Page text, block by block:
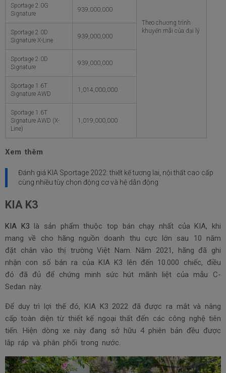
Theo chương trình
khuyến mãi của đại lý
Sportage 2.0G
Signature
939,000,000
Sportage 2.0D
Signature X-Line
939,000,000
Sportage 2.0D
Signature
939,000,000
Sportage 1.6T
Signature AWD
1,014,000,000
Sportage 1.6T
Signature AWD (X-
Line)
1,019,000,000
Xem thêm
Đánh giá KIA Sportage 2022: thiết kế tương lai, nội thất cao cấp
cùng nhiều tùy chọn động cơ và hệ dẫn động
KIA K3
KIA K3 là sản phẩm thuộc top bán chạy nhất của KIA, khi
mang về cho hãng nguồn doanh thu cực lớn sau 10 năm
đặt chân vào thị trường Việt Nam. Năm 2021, hãng đã ghi
nhận con số bán ra của KIA K3 lên đến 10.000 chiếc, điều
đó đã đủ để chứng minh sức hút mãnh liệt của mẫu C-
Sedan này.
Để duy trì lợi thế đó, KIA K3 2022 đã được ra mắt và nâng
cấp toàn diện từ thiết kế ngoại thất đến các công nghệ tiên
tiến. Hiện dòng xe này đang sở hữu 4 phiên bản đều được
lắp ráp và phân phối trong nước.